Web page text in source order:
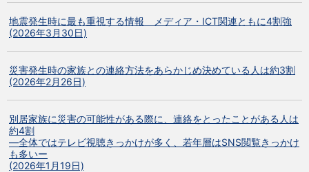
地震発生時に最も重視する情報 メディア・ICT関連ともに4割強
(2026年3月30日)
災害発生時の家族との連絡方法をあらかじめ決めている人は約3割
(2026年2月26日)
別居家族に災害の可能性がある際に、連絡をとったことがある人は
約4割
―全体ではテレビ視聴きっかけが多く、若年層はSNS閲覧きっかけ
も多いー
(2026年1月19日)